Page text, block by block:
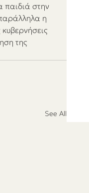
παιδιά στην
η
της
See All